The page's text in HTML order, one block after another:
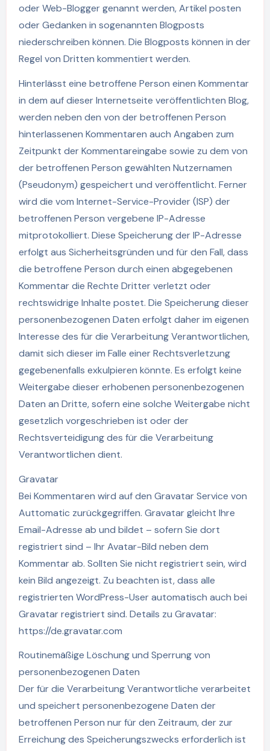
oder Web-Blogger genannt werden, Artikel posten
oder Gedanken in sogenannten Blogposts
niederschreiben können. Die Blogposts können in der
Regel von Dritten kommentiert werden.
Hinterlässt eine betroffene Person einen Kommentar
in dem auf dieser Internetseite veröffentlichten Blog,
werden neben den von der betroffenen Person
hinterlassenen Kommentaren auch Angaben zum
Zeitpunkt der Kommentareingabe sowie zu dem von
der betroffenen Person gewählten Nutzernamen
(Pseudonym) gespeichert und veröffentlicht. Ferner
wird die vom Internet-Service-Provider (ISP) der
betroffenen Person vergebene IP-Adresse
mitprotokolliert. Diese Speicherung der IP-Adresse
erfolgt aus Sicherheitsgründen und für den Fall, dass
die betroffene Person durch einen abgegebenen
Kommentar die Rechte Dritter verletzt oder
rechtswidrige Inhalte postet. Die Speicherung dieser
personenbezogenen Daten erfolgt daher im eigenen
Interesse des für die Verarbeitung Verantwortlichen,
damit sich dieser im Falle einer Rechtsverletzung
gegebenenfalls exkulpieren könnte. Es erfolgt keine
Weitergabe dieser erhobenen personenbezogenen
Daten an Dritte, sofern eine solche Weitergabe nicht
gesetzlich vorgeschrieben ist oder der
Rechtsverteidigung des für die Verarbeitung
Verantwortlichen dient.
Gravatar
Bei Kommentaren wird auf den Gravatar Service von
Auttomatic zurückgegriffen. Gravatar gleicht Ihre
Email-Adresse ab und bildet – sofern Sie dort
registriert sind – Ihr Avatar-Bild neben dem
Kommentar ab. Sollten Sie nicht registriert sein, wird
kein Bild angezeigt. Zu beachten ist, dass alle
registrierten WordPress-User automatisch auch bei
Gravatar registriert sind. Details zu Gravatar:
https://de.gravatar.com
Routinemäßige Löschung und Sperrung von
personenbezogenen Daten
Der für die Verarbeitung Verantwortliche verarbeitet
und speichert personenbezogene Daten der
betroffenen Person nur für den Zeitraum, der zur
Erreichung des Speicherungszwecks erforderlich ist